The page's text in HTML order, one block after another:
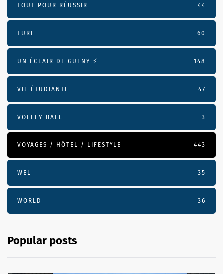
TOUT POUR RÉUSSIR 44
TURF 60
UN ÉCLAIR DE GUENY ⚡️ 148
VIE ÉTUDIANTE 47
VOLLEY-BALL 3
VOYAGES / HÔTEL / LIFESTYLE 443
WEL 35
WORLD 36
Popular posts